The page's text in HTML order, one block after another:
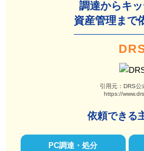
調達からキ
資産管理まで
引用元：DRS公
https://
依頼できる
PC調達・処分